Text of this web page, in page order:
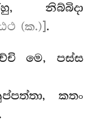
නිබ්බිදා
(ක.)].
මෙ, පස්ස
කතං